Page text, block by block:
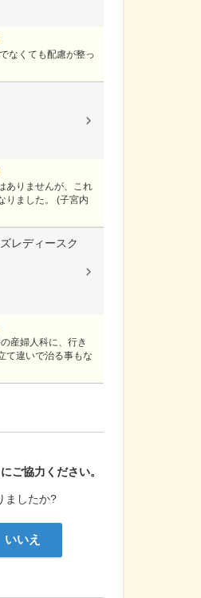
ご協力ください。
ましたか?
いいえ
なくても配慮が整っ
ありませんが、これ
りました。 (子宮内
レディースク
産婦人科に、行き
て違いで治る事もな